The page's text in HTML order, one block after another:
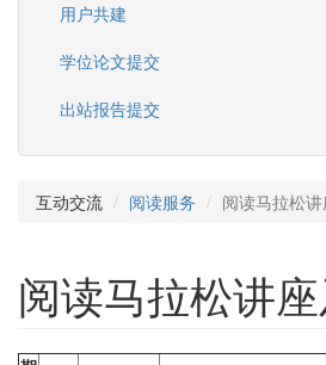
用户共建
学位论文提交
出站报告提交
互动交流 阅读服务 阅读马拉松讲
阅读马拉松讲